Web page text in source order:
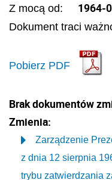
Z mocą od: 1964-
Dokument traci
Pobierz PDF
Brak dokumentów
Zmienia:
Zarządzenie
z dnia 12 sierpnia
trybu zatwierdzania